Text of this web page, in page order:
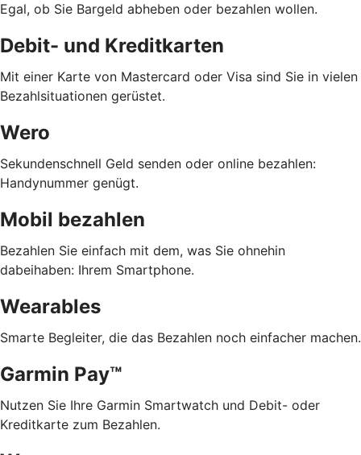
Egal, ob Sie Bargeld abheben oder bezahlen wollen.
Debit- und Kreditkarten
Mit einer Karte von Mastercard oder Visa sind Sie in vielen
Bezahlsituationen gerüstet.
Wero
Sekundenschnell Geld senden oder online bezahlen:
Handynummer genügt.
Mobil bezahlen
Bezahlen Sie einfach mit dem, was Sie ohnehin
dabeihaben: Ihrem Smartphone.
Wearables
Smarte Begleiter, die das Bezahlen noch einfacher machen.
Garmin Pay™
Nutzen Sie Ihre Garmin Smartwatch und Debit- oder
Kreditkarte zum Bezahlen.